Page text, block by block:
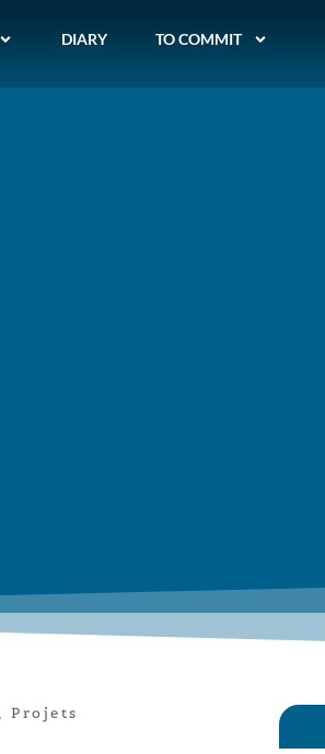
DIARY TO COMMIT
, Projets